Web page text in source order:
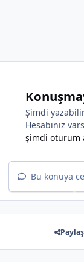
Şimdi
Hesabınız
şimdi oturum
Bu konuya
Paylaş
*